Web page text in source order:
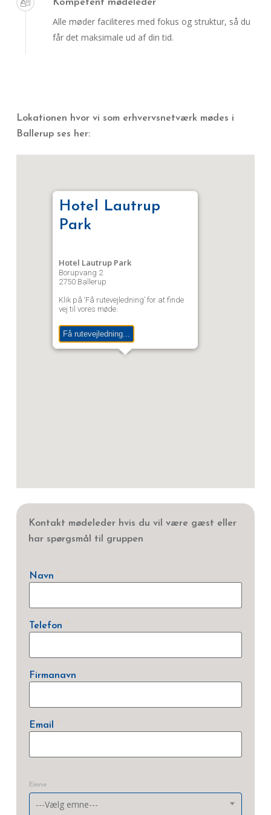
Kompetent mødeleder
Alle møder faciliteres med fokus og struktur, så du
får det maksimale ud af din tid.
Lokationen hvor vi som erhvervsnetværk mødes i
Ballerup ses her:
Hotel Lautrup
Park
Hotel Lautrup Park
Borupvang 2
2750 Ballerup
Klik på ‘Få rutevejledning’ for at finde
vej til vores møde.
Få rutevejledning...
Kontakt mødeleder hvis du vil være gæst eller
har spørgsmål til gruppen
Navn *
Telefon *
Firmanavn
Email *
fEmne
---Vælg emne---